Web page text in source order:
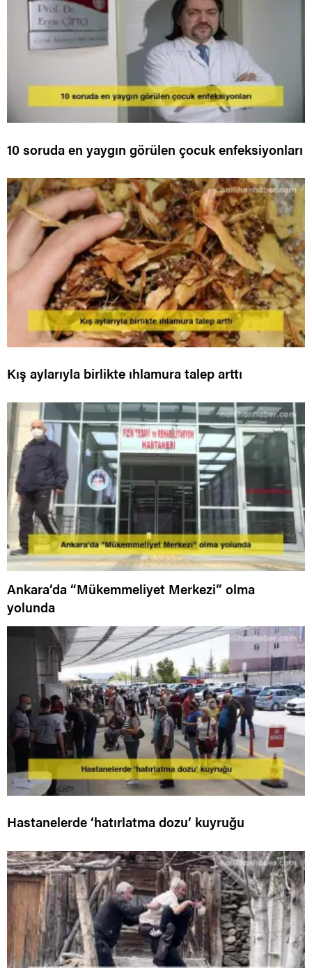
10 soruda en yaygın görülen çocuk enfeksiyonları
Kış aylarıyla birlikte ıhlamura talep arttı
Ankara’da “Mükemmeliyet Merkezi” olma
yolunda
Hastanelerde ‘hatırlatma dozu’ kuyruğu